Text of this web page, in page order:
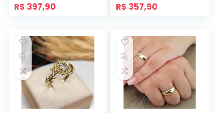
R$ 397,90 R$ 357,90